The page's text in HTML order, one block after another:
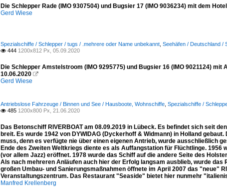
Die Schlepper Rade (IMO 9307504) und Bugsier 17 (IMO 9036234) mit dem
Gerd Wiese
Spezialschiffe / Schlepper / tugs / .mehrere oder Name unbekannt Seehäfen / Deutschland /
 444 1200x812 Px, 05.09.2020
Die Schlepper Amstelstroom (IMO 9295775) und Bugsier 16 (IMO 9021124)
10.06.2020 
Gerd Wiese
Antriebslose Fahrzeuge / Binnen und See / Hausboote, Wohnschiffe Spezialschiffe /
 485 1200x800 Px, 21.06.2020
Das Betonschiff RIVERBOAT am 08.09.2019 in Lübeck. Es befindet sich seit
breit. Es wurde 1942 von DYWIDAG (Dyckerhoff & Widmann) in Holland
muss, denn es verfügte nie über einen eigenen Antrieb, wurde ausschließlich
Ende des Zweiten Weltkriegs diente es als Auffangstation für Flüchtlinge.
(vor allem Jazz) eröffnet. 1978 wurde das Schiff auf die andere Seite des
Als nach mehreren Anläufen auch hier der Erfolg langsam ausblieb, wurde das
großen Umbau- und Sanierungsmaßnahmen öffnete im April 2007 das "neue"
Veranstaltungszentrum. Das Restaurant "Seaside" bietet hier nunmehr
Manfred Krellenberg